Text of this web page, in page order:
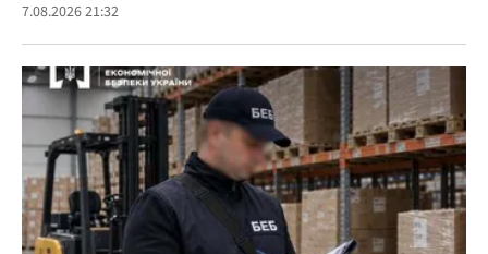
7.08.2026 21:32